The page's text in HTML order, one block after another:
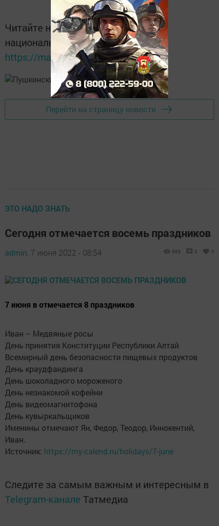
Читайте новости Татарстана в
национальном мессенджере MАХ:
https://max.ru/tatmedia
Перейти на страницу новости
ЭТО НАДО ЗНАТЬ
Сегодня отмечается восемь праздников
admin, 7 июня 2022 - 08:54 888 0 0
7 июня в отмечается 8 праздников
Иван – Медвяные росы
День принятия Конституции Республики Алтай
Всемирный день безопасности пищевых продуктов
День краудфандинга
День шоколадного мороженого
День незнакомой кофейни
День видеомагнитофона
День кувыркальщиков
Именины отмечают Ян, Федор, Теодор, Иннокентий,
Иван.
Источник: https://my-calend.ru/holidays/7-june
Следите за самым важным и интересным в
Telegram-канале Татмедиа